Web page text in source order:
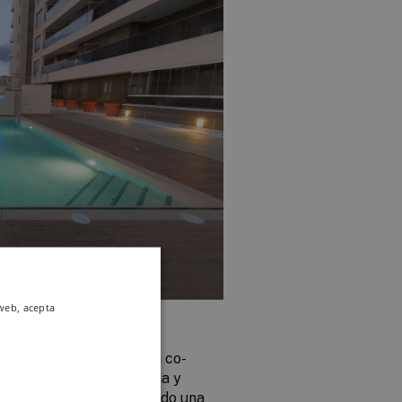
en la ludoteca, la sala co-
la zona de piscina y
y el spa, se ha utilizado una
acepta